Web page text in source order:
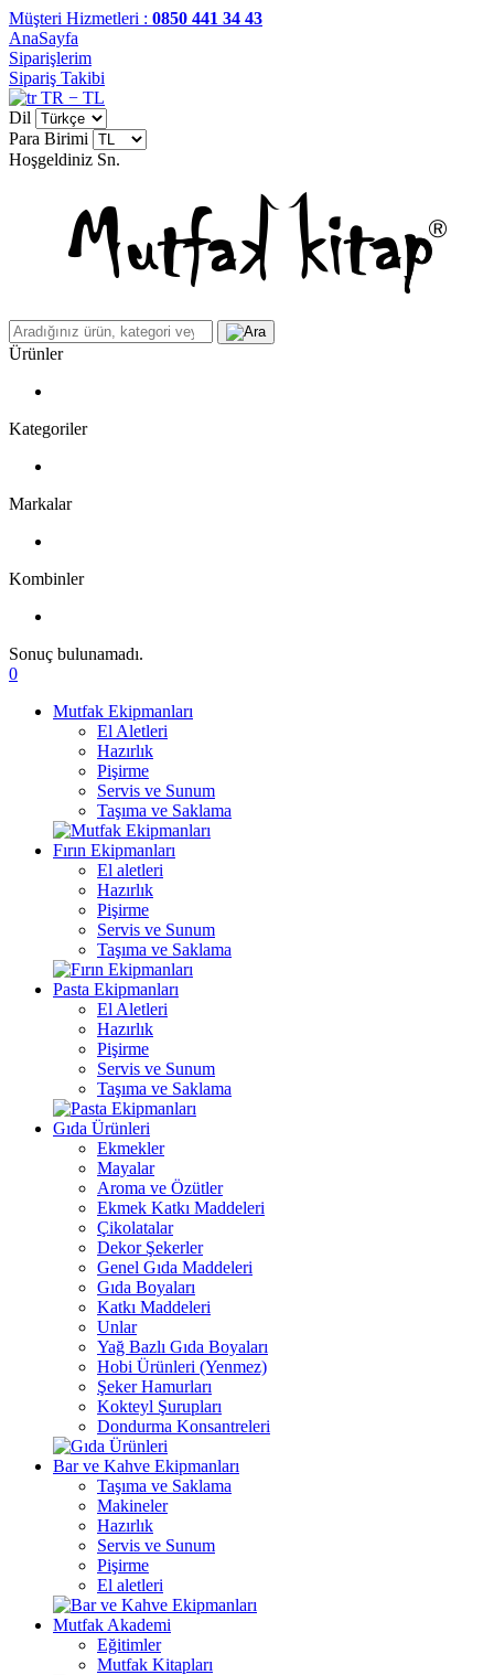
Müşteri Hizmetleri : 0850 441 34 43
AnaSayfa
Siparişlerim
Sipariş Takibi
TR − TL
Dil
Para Birimi
Hoşgeldiniz Sn.
Ürünler
Kategoriler
Markalar
Kombinler
Sonuç bulunamadı.
0
Mutfak Ekipmanları
El Aletleri
Hazırlık
Pişirme
Servis ve Sunum
Taşıma ve Saklama
Fırın Ekipmanları
El aletleri
Hazırlık
Pişirme
Servis ve Sunum
Taşıma ve Saklama
Pasta Ekipmanları
El Aletleri
Hazırlık
Pişirme
Servis ve Sunum
Taşıma ve Saklama
Gıda Ürünleri
Ekmekler
Mayalar
Aroma ve Özütler
Ekmek Katkı Maddeleri
Çikolatalar
Dekor Şekerler
Genel Gıda Maddeleri
Gıda Boyaları
Katkı Maddeleri
Unlar
Yağ Bazlı Gıda Boyaları
Hobi Ürünleri (Yenmez)
Şeker Hamurları
Kokteyl Şurupları
Dondurma Konsantreleri
Bar ve Kahve Ekipmanları
Taşıma ve Saklama
Makineler
Hazırlık
Servis ve Sunum
Pişirme
El aletleri
Mutfak Akademi
Eğitimler
Mutfak Kitapları